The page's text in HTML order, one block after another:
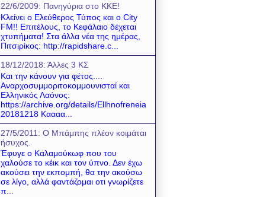
22/6/2009: Πανηγύρια στο ΚΚΕ!
Κλείνει ο Ελεύθερος Τύπος και ο City
FM!! Επιτέλους, το Κεφάλαιο δέχεται
χτυπήματα! Στα άλλα νέα της ημέρας,
Πιτσιρίκος: http://rapidshare.c...
18/12/2018: Άλλες 3 ΚΣ
Και την κάνουν για φέτος....
Αναρχοσυμμοριτοκομμουνισταί και
Ελληνικός Λαόνος:
https://archive.org/details/Ellhnofreneia
20181218 Καααα...
27/5/2011: O Mπάμπης πλέον κοιμάται
ήσυχος.
Έφυγε ο Καλαμούκωφ που του
χαλούσε το κέικ και τον ύπνο. Δεν έχω
ακούσει την εκπομπή, θα την ακούσω
σε λίγο, αλλά φαντάζομαι οτι γνωρίζετε
π...